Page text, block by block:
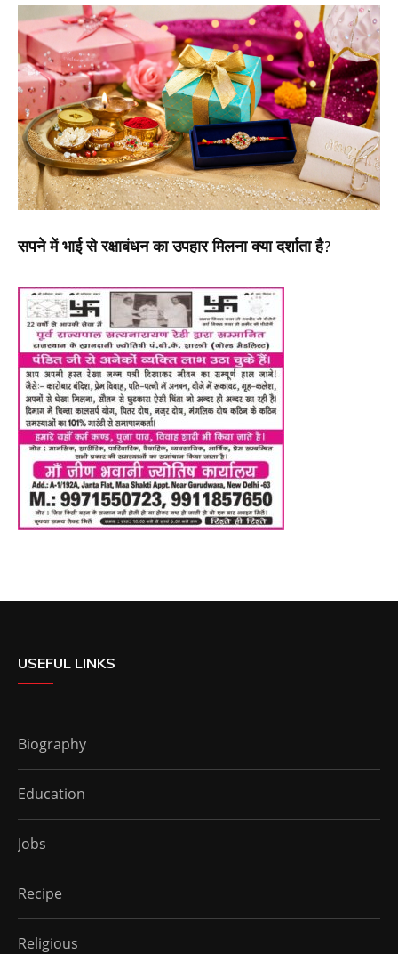
सपने में भाई से रक्षाबंधन का उपहार मिलना क्या दर्शाता है?
USEFUL LINKS
Biography
Education
Jobs
Recipe
Religious